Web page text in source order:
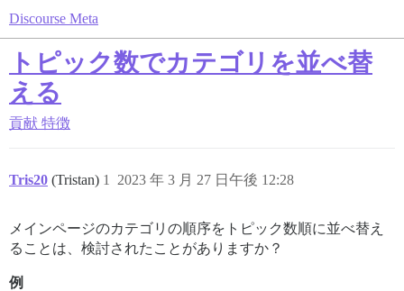
Discourse Meta
トピック数でカテゴリを並べ替
える
貢献 特徴
Tris20 (Tristan) 2023 年 3 月 27 日午後 12:28
1
メインページのカテゴリの順序をトピック数順に並べ替え
ることは、検討されたことがありますか？
例